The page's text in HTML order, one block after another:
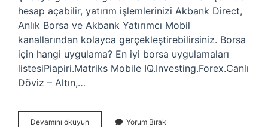
hesap açabilir, yatırım işlemlerinizi Akbank Direct,
Anlık Borsa ve Akbank Yatırımcı Mobil
kanallarından kolayca gerçekleştirebilirsiniz. Borsa
için hangi uygulama? En iyi borsa uygulamaları
listesiPiapiri.Matriks Mobile IQ.Investing.Forex.Canlı
Döviz – Altın,…
Devamını okuyun Yorum Bırak